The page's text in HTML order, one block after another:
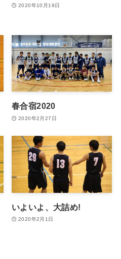
2020年10月19日
春合宿2020
2020年2月27日
いよいよ、大詰め!
2020年2月1日